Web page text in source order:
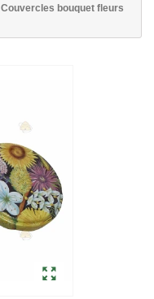
Couvercles bouquet fleurs